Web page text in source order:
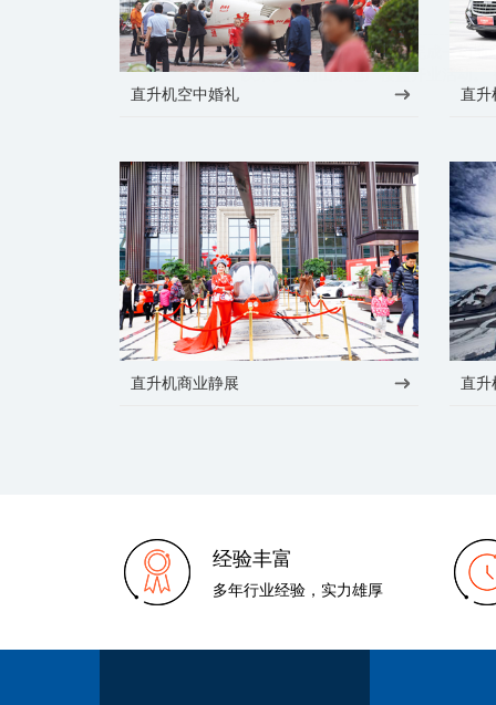
2020-03-01 山东聊城东阿一地产租400万直
近日飞机之家在聊城顺利完成一场
以来参与的山东地产楼盘开业活动。
直升机空中婚礼
直升
直升机商业静展 直升
经验丰富
多年行业经验，实力雄厚